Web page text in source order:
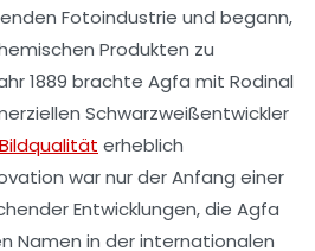
Fotoindustrie und begann,
Produkten zu
1889 brachte Agfa mit Rodinal
Schwarzweißentwickler
Bildqualität erheblich
war nur der Anfang einer
Entwicklungen, die Agfa
Namen in der internationalen